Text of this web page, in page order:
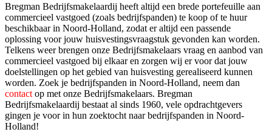
Bregman Bedrijfsmakelaardij heeft altijd een brede portefeuille aan
commercieel vastgoed (zoals bedrijfspanden) te koop of te huur
beschikbaar in Noord-Holland, zodat er altijd een passende
oplossing voor jouw huisvestingsvraagstuk gevonden kan worden.
Telkens weer brengen onze Bedrijfsmakelaars vraag en aanbod van
commercieel vastgoed bij elkaar en zorgen wij er voor dat jouw
doelstellingen op het gebied van huisvesting gerealiseerd kunnen
worden. Zoek je bedrijfspanden in Noord-Holland, neem dan
contact op met onze Bedrijfsmakelaars. Bregman
Bedrijfsmakelaardij bestaat al sinds 1960, vele opdrachtgevers
gingen je voor in hun zoektocht naar bedrijfspanden in Noord-
Holland!